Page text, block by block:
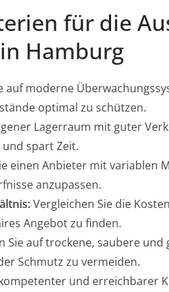
für die
Hamburg
auf moderne
optimal zu schützen.
Lagerraum mit guter
spart Zeit.
einen Anbieter mit variablen
anzupassen.
Vergleichen Sie die
Angebot zu finden.
Sie auf trockene, saubere
Schmutz zu vermeiden.
und erreichbarer